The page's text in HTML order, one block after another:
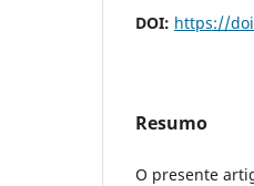
DOI: https://
Resumo
O presente